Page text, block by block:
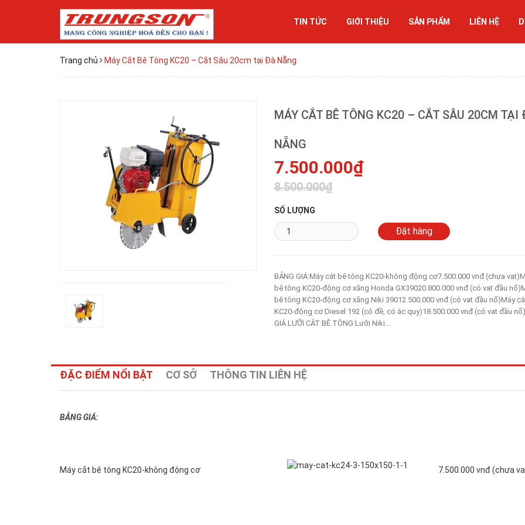
TIN TỨC GIỚI THIỆU SẢN PHẨM LIÊN HỆ
Trang chủ Máy Cắt Bê Tông KC20 – Cắt Sâu 20cm tại Đà Nẵng
MÁY CẮT BÊ TÔNG KC20 – CẮT SÂU 20CM TẠI
NẴNG
7.500.000₫
8.500.000₫
SỐ LƯỢNG
BẢNG GIÁ:Máy cắt bê tông KC20-không động cơ7.500.000 vnđ (chưa
bê tông KC20-động cơ xăng Honda GX39020.800.000 vnđ (có vat đầu
bê tông KC20-động cơ xăng Niki 39012.500.000 vnđ (có vat đầu nổ)Máy
KC20-động cơ Diesel 192 (có đề, có ắc quy)18.500.000 vnđ (có vat đầu
GIÁ LƯỠI CẮT BÊ TÔNG:Lưỡi Niki...
ĐẶC ĐIỂM NỔI BẬT CƠ SỞ THÔNG TIN LIÊN HỆ
BẢNG GIÁ:
Máy cắt bê tông KC20-không động cơ 7.500.000 vnđ (chưa